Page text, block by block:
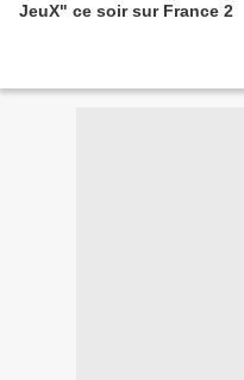
JeuX" ce soir sur France 2